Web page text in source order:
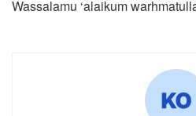
Wassalamu ‘alaikum